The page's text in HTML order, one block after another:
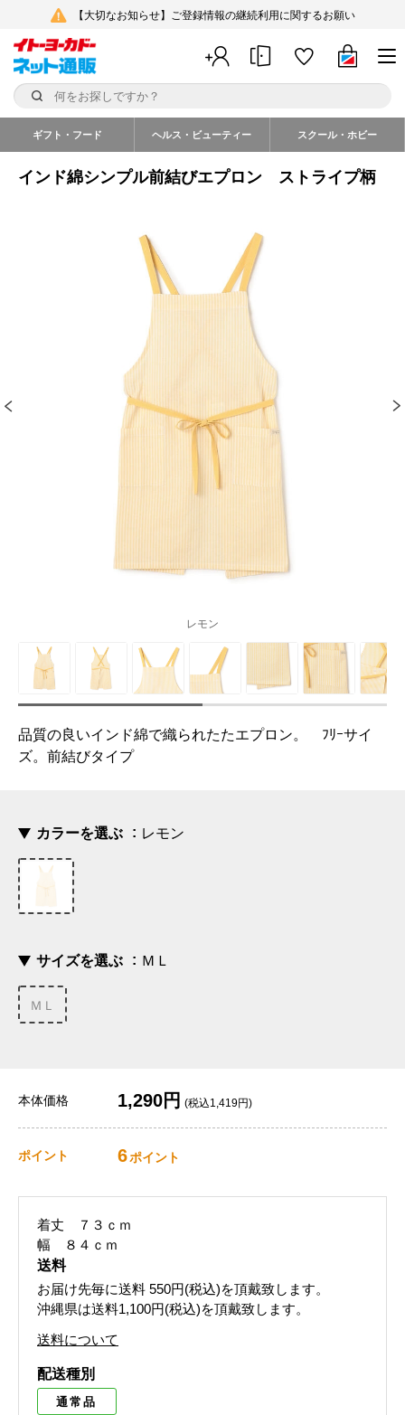
【大切なお知らせ】ご登録情報の継続利用に関するお願い
ギフト・フード ヘルス・ビューティー スクール・ホビー
インド綿シンプル前結びエプロン ストライプ柄
レモン
品質の良いインド綿で織られたたエプロン。 ﾌﾘｰサイ
ズ。前結びタイプ
カラーを選ぶ レモン
サイズを選ぶ ＭＬ
ＭＬ
本体価格 1,290円 (税込1,419円)
ポイント 6ポイント
着丈 ７３ｃｍ
幅 ８４ｃｍ
送料
お届け先毎に送料 550円(税込)を頂戴致します。
沖縄県は送料1,100円(税込)を頂戴致します。
送料について
配送種別
通常品